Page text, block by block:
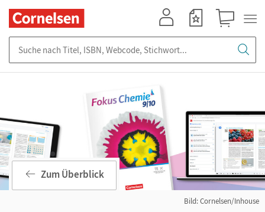
Bild: Cornelsen/Inhouse
Zum Überblick